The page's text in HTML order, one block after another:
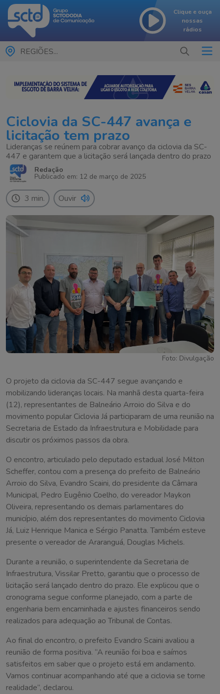
Clique e ouça
nossas
rádios
REGIÕES...
Ciclovia da SC-447 avança e
licitação tem prazo
Lideranças se reúnem para cobrar avanço da ciclovia da SC-
447 e garantem que a licitação será lançada dentro do prazo
Redação
Publicado em: 12 de março de 2025
3 min. Ouvir
Foto: Divulgação
O projeto da ciclovia da SC-447 segue avançando e
mobilizando lideranças locais. Na manhã desta quarta-feira
(12), representantes de Balneário Arroio do Silva e do
movimento popular Ciclovia Já participaram de uma reunião na
Secretaria de Estado da Infraestrutura e Mobilidade para
discutir os próximos passos da obra.
O encontro, articulado pelo deputado estadual José Milton
Scheffer, contou com a presença do prefeito de Balneário
Arroio do Silva, Evandro Scaini, do presidente da Câmara
Municipal, Pedro Eugênio Coelho, do vereador Maykon
Oliveira, representando os demais parlamentares do
município, além dos representantes do movimento Ciclovia
Já, Luiz Henrique Manica e Sérgio Panatta. Também esteve
presente o vereador de Araranguá, Douglas Michels.
Durante a reunião, o superintendente da Secretaria de
Infraestrutura, Vissilar Pretto, garantiu que o processo de
licitação será lançado dentro do prazo. Ele explicou que o
cronograma segue conforme planejado, com a parte de
engenharia bem encaminhada e ajustes financeiros sendo
realizados para adequação ao Tribunal de Contas.
Ao final do encontro, o prefeito Evandro Scaini avaliou a
reunião de forma positiva. “A reunião foi boa e saímos
satisfeitos em saber que o projeto está em andamento.
Vamos continuar acompanhando até que a ciclovia se torne
realidade”, declarou.